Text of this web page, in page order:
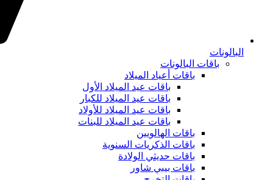
البالونات
باقات البالونات
باقات أعياد الميلاد
باقات عيد الميلاد الأول
باقات عيد الميلاد للكبار
باقات عيد الميلاد للأولاد
باقات عيد الميلاد للبنات
باقات الهالويين
باقات الذكريات السنوية
باقات حديثي الولادة
باقات بيبي شاور